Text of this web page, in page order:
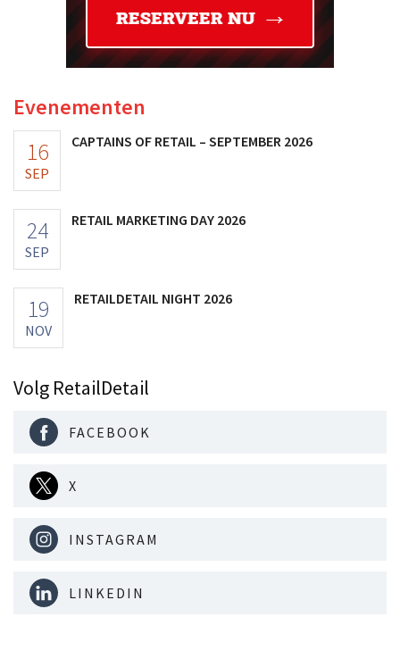
Evenementen
16
SEP
CAPTAINS OF RETAIL – SEPTEMBER 2026
24
SEP
RETAIL MARKETING DAY 2026
19
NOV
RETAILDETAIL NIGHT 2026
Volg RetailDetail
FACEBOOK
X
INSTAGRAM
LINKEDIN